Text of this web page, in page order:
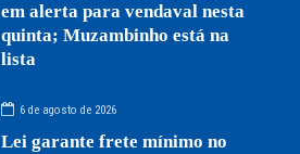
em alerta para vendaval nesta
quinta; Muzambinho está na
lista
6 de agosto de 2026
Lei garante frete mínimo no